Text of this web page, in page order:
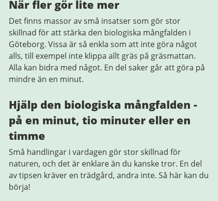
När fler gör lite mer
Det finns massor av små insatser som gör stor
skillnad för att stärka den biologiska mångfalden i
Göteborg. Vissa är så enkla som att inte göra något
alls, till exempel inte klippa allt gräs på gräsmattan.
Alla kan bidra med något. En del saker går att göra på
mindre än en minut.
Hjälp den biologiska mångfalden -
på en minut, tio minuter eller en
timme
Små handlingar i vardagen gör stor skillnad för
naturen, och det är enklare än du kanske tror. En del
av tipsen kräver en trädgård, andra inte. Så här kan du
börja!